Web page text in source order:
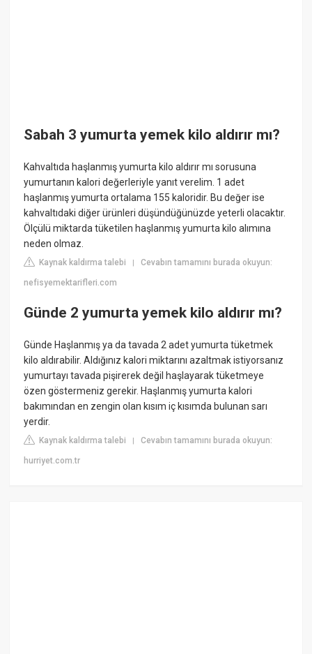
Sabah 3 yumurta yemek kilo aldırır mı?
Kahvaltıda haşlanmış yumurta kilo aldırır mı sorusuna
yumurtanın kalori değerleriyle yanıt verelim. 1 adet
haşlanmış yumurta ortalama 155 kaloridir. Bu değer ise
kahvaltıdaki diğer ürünleri düşündüğünüzde yeterli olacaktır.
Ölçülü miktarda tüketilen haşlanmış yumurta kilo alımına
neden olmaz.
Kaynak kaldırma talebi |Cevabın tamamını burada okuyun:
nefisyemektarifleri.com
Günde 2 yumurta yemek kilo aldırır mı?
Günde Haşlanmış ya da tavada 2 adet yumurta tüketmek
kilo aldırabilir. Aldığınız kalori miktarını azaltmak istiyorsanız
yumurtayı tavada pişirerek değil haşlayarak tüketmeye
özen göstermeniz gerekir. Haşlanmış yumurta kalori
bakımından en zengin olan kısım iç kısımda bulunan sarı
yerdir.
Kaynak kaldırma talebi |Cevabın tamamını burada okuyun:
hurriyet.com.tr